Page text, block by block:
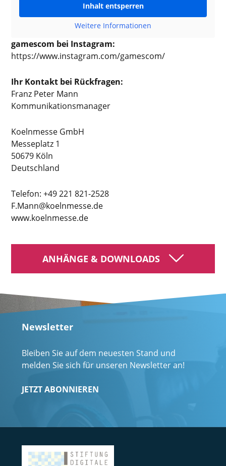
Inhalt entsperren
Weitere Informationen
gamescom bei Instagram:
https://www.instagram.com/gamescom/
Ihr Kontakt bei Rückfragen:
Franz Peter Mann
Kommunikationsmanager
Koelnmesse GmbH
Messeplatz 1
50679 Köln
Deutschland
Telefon: +49 221 821-2528
F.Mann@koelnmesse.de
www.koelnmesse.de
ANHÄNGE & DOWNLOADS
Newsletter
Bleiben Sie auf dem neuesten Stand und
melden Sie sich für unseren Newsletter an!
JETZT ABONNIEREN